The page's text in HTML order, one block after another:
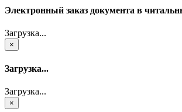
Электронный заказ документа в
Загрузка...
×
Загрузка...
Загрузка...
×